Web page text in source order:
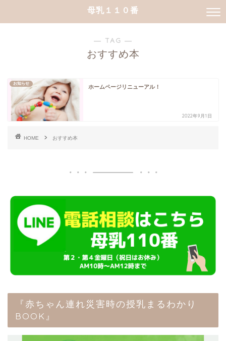
母乳１１０番
― TAG ―
おすすめ本
お知らせ
ホームページリニューアル！
2022年9月1日
HOME おすすめ本
『赤ちゃん連れ災害時の授乳まるわかり
BOOK』